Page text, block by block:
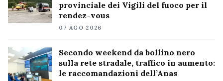
provinciale dei Vigili del fuoco per il
rendez-vous
07 AGO 2026
Secondo weekend da bollino nero
sulla rete stradale, traffico in aumento:
le raccomandazioni dell’Anas